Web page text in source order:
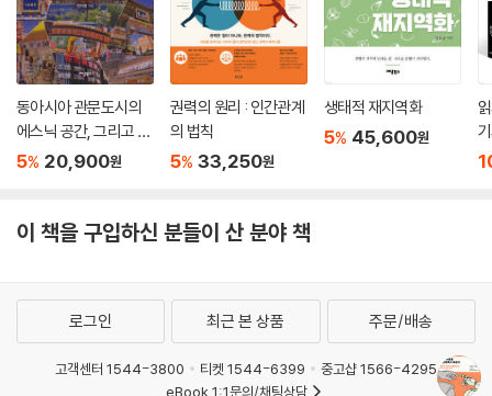
동아시아 관문도시의
에스닉 공간, 그리고 공
존의 조건
5% 20,900원
권력의 원리 : 인간관계
의 법칙
5% 33,250원
생태적 재지역화
5% 45,600원
이 책을 구입하신 분들이 산 분야 책
로그인 최근 본 상품 주문/배송
고객센터 1544-3800 티켓 1544-6399
중고샵 1566-4295
eBook 1:1문의/채팅상담